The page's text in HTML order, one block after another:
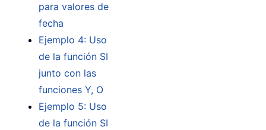
para valores de
fecha
Ejemplo 4: Uso
de la función SI
junto con las
funciones Y, O
Ejemplo 5: Uso
de la función SI